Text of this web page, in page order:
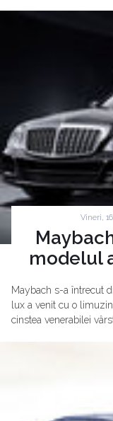
Vineri,
modelul
Maybach s-a întrecut
lux a venit cu o
cinstea venerabilei